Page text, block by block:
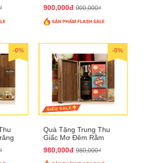
900,000đ 900,000₫
-0% -0%
Quà Tặng Trung Thu
Giấc Mơ Đêm Rằm
980,000đ 980,000₫